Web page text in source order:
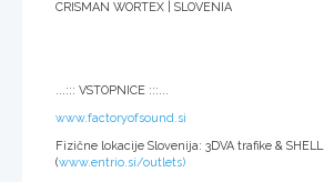
CRISMAN WORTEX | SLOVENIA
...::: VSTOPNICE :::...
www.factoryofsound.si
Fizične lokacije Slovenija: 3DVA trafike & SHELL
(www.entrio.si/outlets)